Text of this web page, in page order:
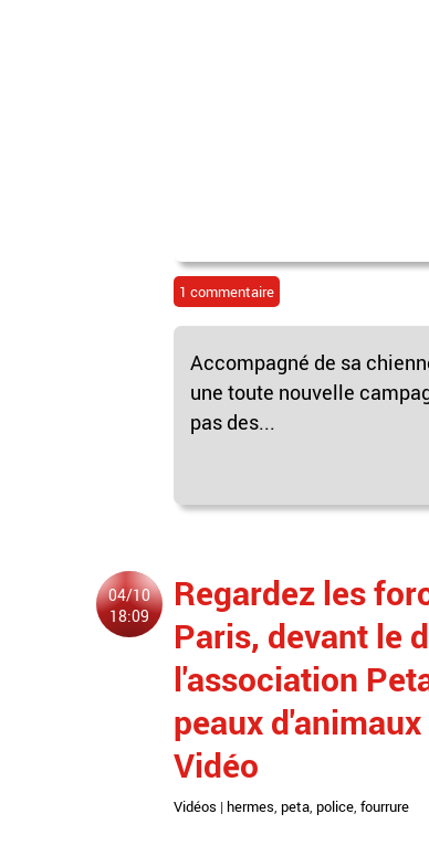
1 commentaire
Accompagné de sa
une toute nouvelle
pas des...
04/10
18:09
Regardez les
Paris, devant le
l'association
peaux
Vidéo
Vidéos | hermes peta police fourrure